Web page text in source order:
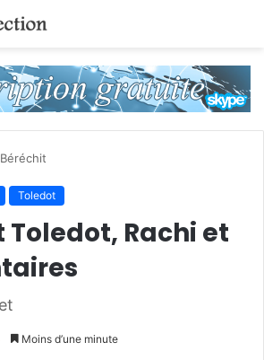
Béréchit
Toledot
Rachi et
Moins d’une minute